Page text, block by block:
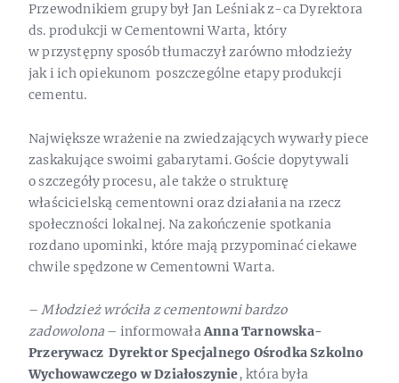
Przewodnikiem grupy był Jan Leśniak z-ca Dyrektora
ds. produkcji w Cementowni Warta, który
w przystępny sposób tłumaczył zarówno młodzieży
jak i ich opiekunom poszczególne etapy produkcji
cementu.
Największe wrażenie na zwiedzających wywarły piece
zaskakujące swoimi gabarytami. Goście dopytywali
o szczegóły procesu, ale także o strukturę
właścicielską cementowni oraz działania na rzecz
społeczności lokalnej. Na zakończenie spotkania
rozdano upominki, które mają przypominać ciekawe
chwile spędzone w Cementowni Warta.
–Młodzież wróciła z cementowni bardzo
zadowolona – informowałaAnna Tarnowska-
Przerywacz Dyrektor Specjalnego Ośrodka Szkolno
Wychowawczego w Działoszynie, która była